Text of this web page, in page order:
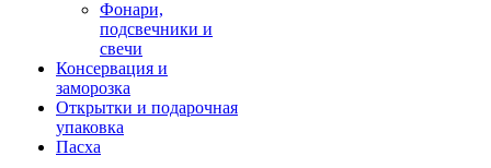
Фонари,
подсвечники и
свечи
Консервация и
заморозка
Открытки и подарочная
упаковка
Пасха